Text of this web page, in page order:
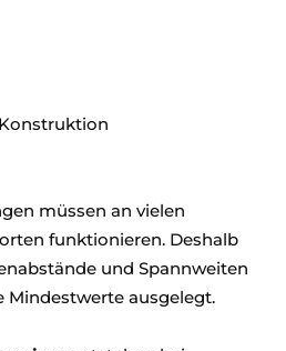
müssen an vielen
funktionieren. Deshalb
und Spannweiten
Mindestwerte ausgelegt.